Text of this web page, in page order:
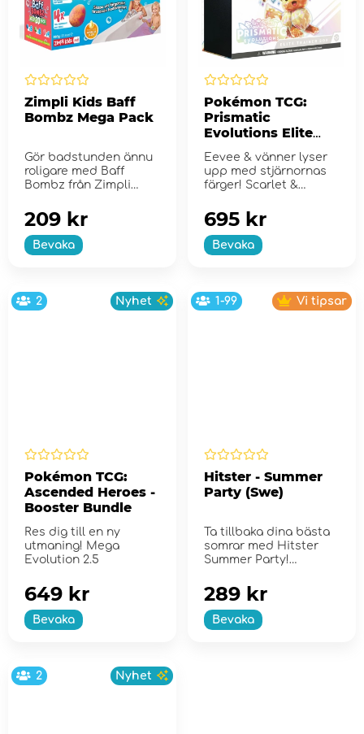
Zimpli Kids Baff
Bombz Mega Pack
Gör badstunden ännu
roligare med Baff
Bombz från Zimpli
Bevaka
209 kr
Pokémon TCG:
Prismatic
Evolutions Elite
Trainer Box
Eevee & vänner lyser
upp med stjärnornas
färger! Scarlet &
Bevaka
695 kr
2 Nyhet
Pokémon TCG:
Ascended Heroes -
Booster Bundle
Res dig till en ny
utmaning! Mega
Evolution 2.5
Bevaka
649 kr
1-99 Vi tipsar
Hitster - Summer
Party (Swe)
Ta tillbaka dina bästa
somrar med Hitster
Summer Party!
Bevaka
289 kr
2 Nyhet